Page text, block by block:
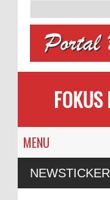
NEWSTICKER
Gunakan BBM Subsidi,